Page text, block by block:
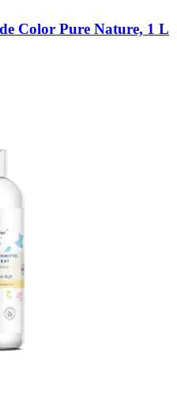
Color Pure Nature, 1 L